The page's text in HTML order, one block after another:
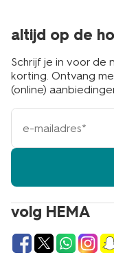
volg HEMA
altijd op de
Schrijf je in voor de
korting. Ontvang
(online)
e-
mailadres